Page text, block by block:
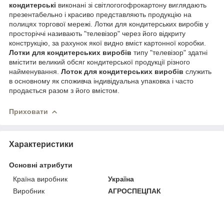
кондитерські виконані зі світлогогофрокартону виглядають
презентабельно і красиво представляють продукцію на
полицях торгової мережі. Лотки для кондитерських виробів у
просторіччі називають "телевізор" через його відкриту
конструкцію, за рахунок якої видно вміст картонної коробки.
Лотки для кондитерських виробів типу "телевізор" здатні
вмістити великий обсяг кондитерської продукції різного
найменування. Лоток для кондитерських виробів служить
в основному як споживча індивідуальна упаковка і часто
продається разом з його вмістом.
Приховати
Характеристики
Основні атрибути
Країна виробник
Україна
Виробник
АГРОСПЕЦПАК